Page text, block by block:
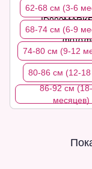
62-68 см (3-6
68-74 см (6-9
74-80 см (9-12
80-86 см (12-
86-92 см
месяцев)